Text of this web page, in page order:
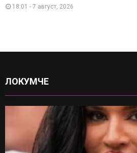
18:01 - 7 август, 2026
ЛОКУМЧЕ